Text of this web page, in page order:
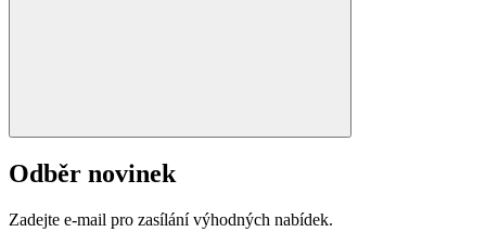
Odběr novinek
Zadejte e-mail pro zasílání výhodných nabídek.